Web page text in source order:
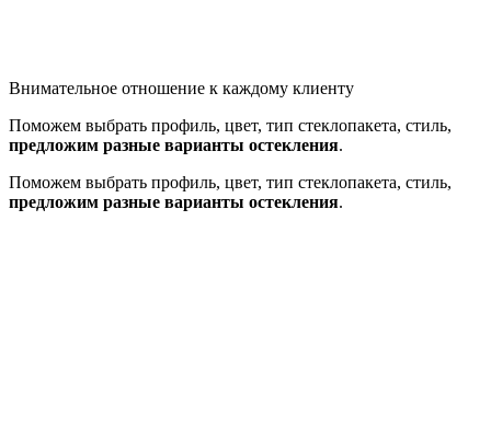
Внимательное отношение к каждому клиенту
Поможем выбрать профиль, цвет, тип стеклопакета, стиль,
предложим разные варианты остекления.
Поможем выбрать профиль, цвет, тип стеклопакета, стиль,
предложим разные варианты остекления.